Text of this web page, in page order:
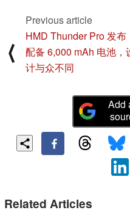
⟨
Previous article
HMD Thunder Pro 发布
配备 6,000 mAh 电池，
计与众不同
Add
Related Articles